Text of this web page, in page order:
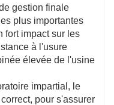
gestion finale
plus importantes
fort impact sur les
à l'usure
élevée de l'usine
impartial, le
pour s'assurer